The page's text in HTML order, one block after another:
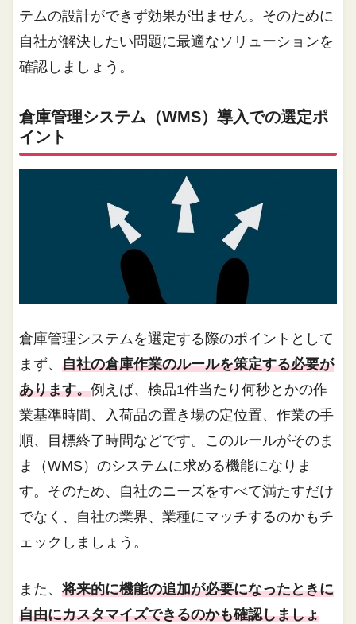
テムの設計ができず効果が出ません。そのために
自社が解決したい問題に最適なソリューションを
確認しましょう。
倉庫管理システム（WMS）導入での選定ポ
イント
倉庫管理システムを選定する際のポイントとして
まず、自社の倉庫作業のルールを策定する必要が
あります。例えば、検品1件当たり何秒とかの作
業基準時間、入荷品の置き場の定位置、作業の手
順、目標終了時間などです。このルールがそのま
ま（WMS）のシステムに求める機能になりま
す。そのため、自社のニーズをすべて満たすだけ
でなく、自社の業界、業種にマッチするのかもチ
ェックしましょう。
また、将来的に機能の追加が必要になったときに
自由にカスタマイズできるのかも確認しましょ